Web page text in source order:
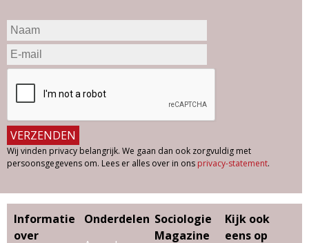
Wij vinden privacy belangrijk. We gaan dan ook zorgvuldig met
persoonsgegevens om. Lees er alles over in ons privacy-statement.
Informatie
over
Onderdelen Sociologie
Magazine
Kijk ook
eens op